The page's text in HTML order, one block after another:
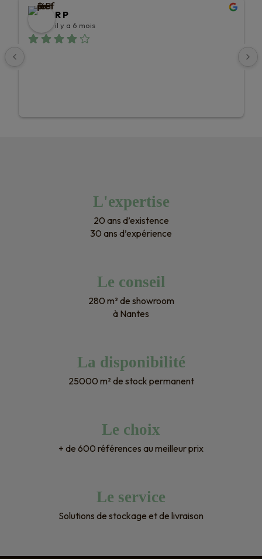
R P
il y a 6 mois
L'expertise
20 ans d’existence
30 ans d’expérience
Le conseil
280 m² de showroom
à Nantes
La disponibilité
25000 m² de stock permanent
Le choix
+ de 600 références au meilleur prix
Le service
Solutions de stockage et de livraison